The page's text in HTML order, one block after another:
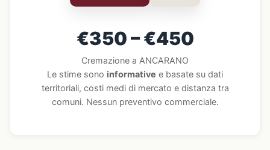
€350 – €450
Cremazione a ANCARANO
Le stime sono informative e basate su dati
territoriali, costi medi di mercato e distanza tra
comuni. Nessun preventivo commerciale.